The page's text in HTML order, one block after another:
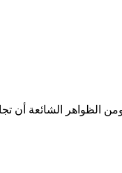
الظواهر الشائعة